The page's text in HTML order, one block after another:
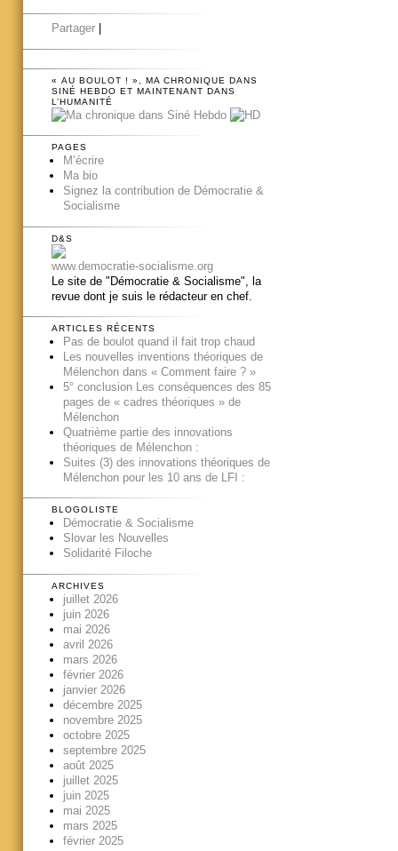
Partager
« AU BOULOT ! », MA CHRONIQUE DANS
SINÉ HEBDO ET MAINTENANT DANS
L’HUMANITÉ
PAGES
M’écrire
Ma bio
Signez la contribution de Démocratie &
Socialisme
D&S
www.democratie-socialisme.org
Le site de "Démocratie & Socialisme", la
revue dont je suis le rédacteur en chef.
ARTICLES RÉCENTS
Pas de boulot quand il fait trop chaud
Les nouvelles inventions théoriques de
Mélenchon dans « Comment faire ? »
5° conclusion Les conséquences des 85
pages de « cadres théoriques » de
Mélenchon
Quatrième partie des innovations
théoriques de Mélenchon :
Suites (3) des innovations théoriques de
Mélenchon pour les 10 ans de LFI :
BLOGOLISTE
Démocratie & Socialisme
Slovar les Nouvelles
Solidarité Filoche
ARCHIVES
juillet 2026
juin 2026
mai 2026
avril 2026
mars 2026
février 2026
janvier 2026
décembre 2025
novembre 2025
octobre 2025
septembre 2025
août 2025
juillet 2025
juin 2025
mai 2025
mars 2025
février 2025